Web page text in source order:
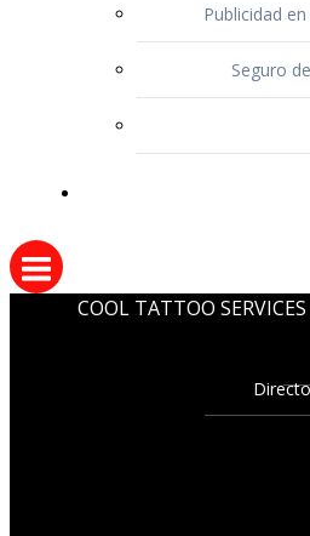
Publicidad
Seguro
COOL TATTOO SERVICES